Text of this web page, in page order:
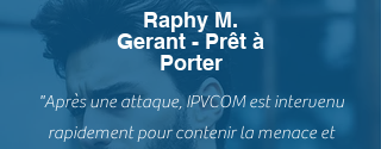
Raphy M.
Gerant - Prêt à
Porter
"Après une attaque, IPVCOM est intervenu
rapidement pour contenir la menace et